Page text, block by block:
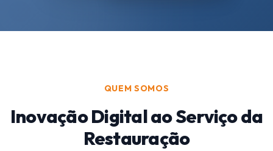
QUEM SOMOS
Inovação Digital ao Serviço da
Restauração